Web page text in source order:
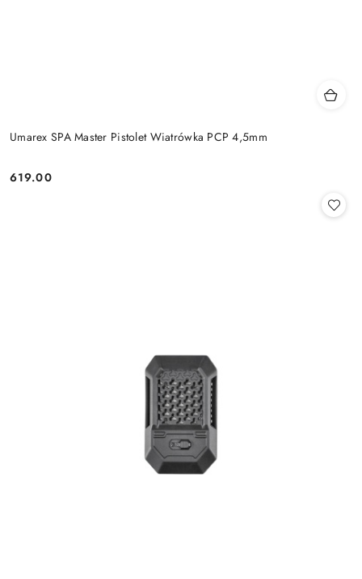
Umarex SPA Master Pistolet Wiatrówka PCP 4,5mm
Cena:
619.00